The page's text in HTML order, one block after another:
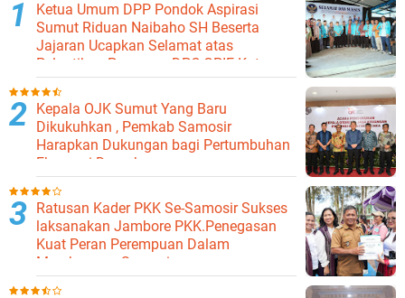
Ketua Umum DPP Pondok Aspirasi
Sumut Riduan Naibaho SH Beserta
Jajaran Ucapkan Selamat atas
Pelantikan Pengurus DPC GPIE Kota
Binjai
Kepala OJK Sumut Yang Baru
Dikukuhkan , Pemkab Samosir
Harapkan Dukungan bagi Pertumbuhan
Ekonomi Daerah
Ratusan Kader PKK Se-Samosir Sukses
laksanakan Jambore PKK.Penegasan
Kuat Peran Perempuan Dalam
Membangun Samosir.